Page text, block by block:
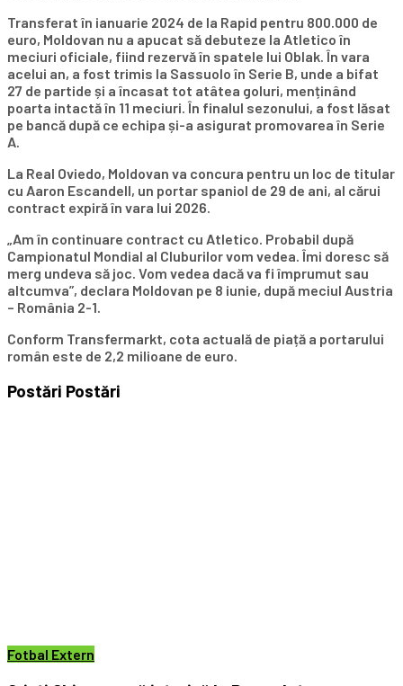
Transferat în ianuarie 2024 de la Rapid pentru 800.000 de
euro, Moldovan nu a apucat să debuteze la Atletico în
meciuri oficiale, fiind rezervă în spatele lui Oblak. În vara
acelui an, a fost trimis la Sassuolo în Serie B, unde a bifat
27 de partide și a încasat tot atâtea goluri, menținând
poarta intactă în 11 meciuri. În finalul sezonului, a fost lăsat
pe bancă după ce echipa și-a asigurat promovarea în Serie
A.
La Real Oviedo, Moldovan va concura pentru un loc de titular
cu Aaron Escandell, un portar spaniol de 29 de ani, al cărui
contract expiră în vara lui 2026.
„Am în continuare contract cu Atletico. Probabil după
Campionatul Mondial al Cluburilor vom vedea. Îmi doresc să
merg undeva să joc. Vom vedea dacă va fi împrumut sau
altcumva”, declara Moldovan pe 8 iunie, după meciul Austria
– România 2-1.
Conform Transfermarkt, cota actuală de piață a portarului
român este de 2,2 milioane de euro.
Postări Postări
Fotbal Extern